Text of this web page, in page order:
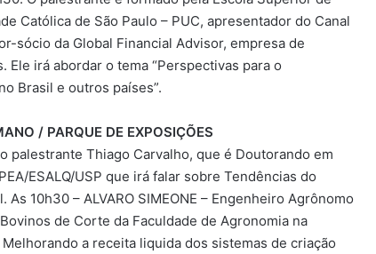
Católica de São Paulo – PUC, apresentador do Canal
sócio da Global Financial Advisor, empresa de
irá abordar o tema “Perspectivas para o
Brasil e outros países”.
/ PARQUE DE EXPOSIÇÕES
palestrante Thiago Carvalho, que é Doutorando em
ESALQ/USP que irá falar sobre Tendências do
10h30 – ALVARO SIMEONE – Engenheiro Agrônomo
de Corte da Faculdade de Agronomia na
a receita liquida dos sistemas de criação